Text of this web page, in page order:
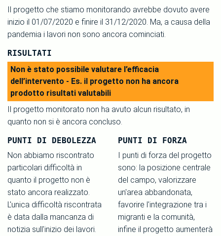
Il progetto che stiamo monitorando avrebbe dovuto avere
inizio il 01/07/2020 e finire il 31/12/2020. Ma, a causa della
pandemia i lavori non sono ancora cominciati.
RISULTATI
Non è stato possibile valutare l’efficacia
dell’intervento - Es. il progetto non ha ancora
prodotto risultati valutabili
Il progetto monitorato non ha avuto alcun risultato, in
quanto non si è ancora concluso.
PUNTI DI DEBOLEZZA
Non abbiamo riscontrato
particolari difficoltà in
quanto il progetto non è
stato ancora realizzato.
L'unica difficoltà riscontrata
è data dalla mancanza di
notizia sull'inizio dei lavori.
PUNTI DI FORZA
I punti di forza del progetto
sono: la posizione centrale
del campo, valorizzare
un'area abbandonata,
favorire l'integrazione tra i
migranti e la comunità,
infine il progetto aumenterà